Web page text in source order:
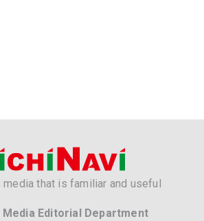
that is familiar and useful
Media Editorial Department